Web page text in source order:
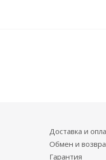
Доставка и
Обмен и
Гарантия